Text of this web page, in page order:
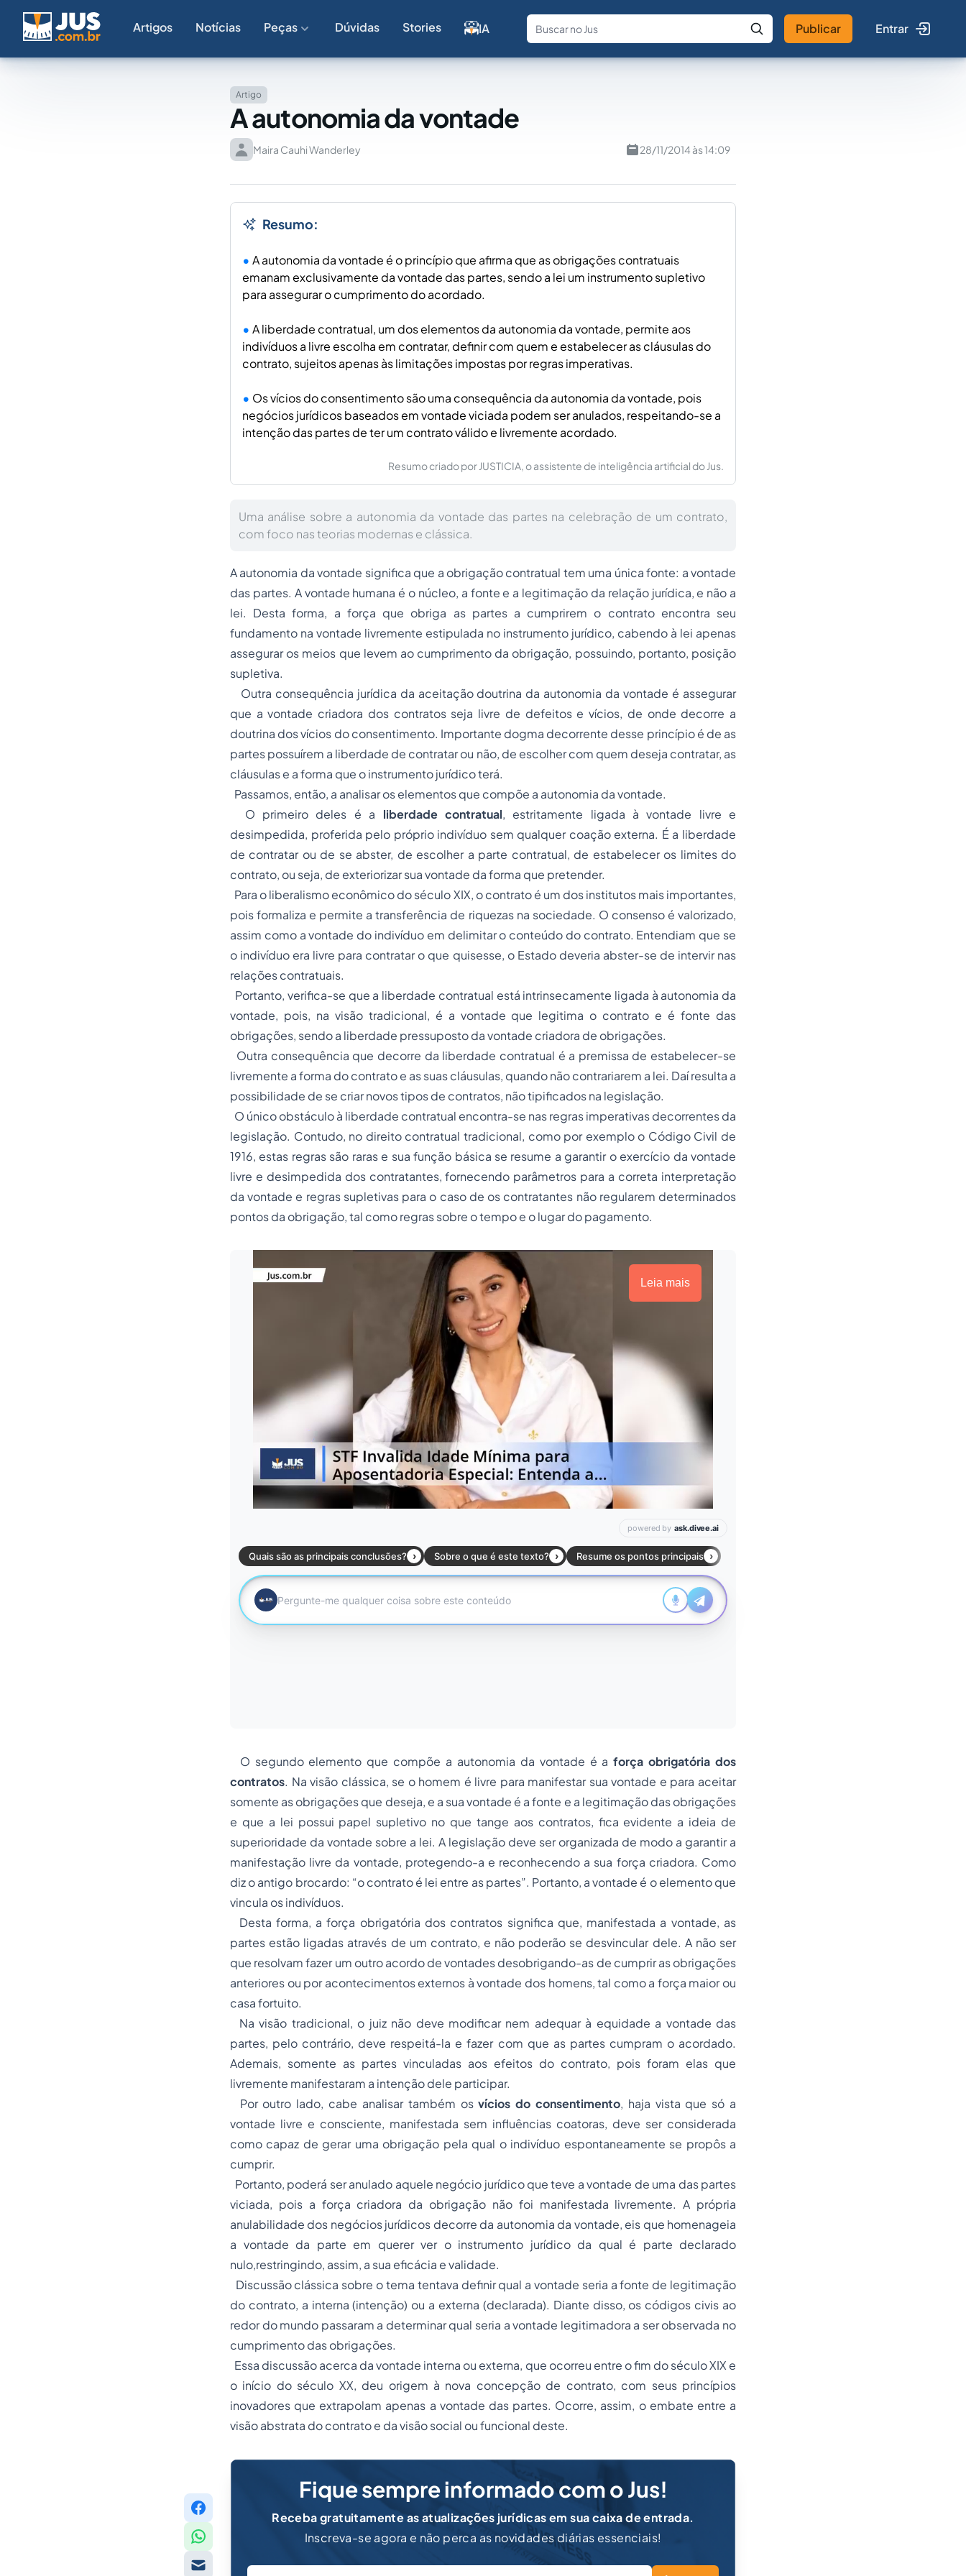
Artigos Notícias Peças Dúvidas Stories IA
Fale com a IA Buscar no Jus
Publicar Entrar
Artigo
A autonomia da vontade
Maira Cauhi Wanderley 28/11/2014 às 14:09
Resumo:
A autonomia da vontade é o princípio que afirma que as obrigações contratuais
emanam exclusivamente da vontade das partes, sendo a lei um instrumento supletivo
para assegurar o cumprimento do acordado.
A liberdade contratual, um dos elementos da autonomia da vontade, permite aos
indivíduos a livre escolha em contratar, definir com quem e estabelecer as cláusulas do
contrato, sujeitos apenas às limitações impostas por regras imperativas.
Os vícios do consentimento são uma consequência da autonomia da vontade, pois
negócios jurídicos baseados em vontade viciada podem ser anulados, respeitando-se a
intenção das partes de ter um contrato válido e livremente acordado.
Resumo criado por JUSTICIA, o assistente de inteligência artificial do Jus.
Uma análise sobre a autonomia da vontade das partes na celebração de um contrato,
com foco nas teorias modernas e clássica.
A autonomia da vontade significa que a obrigação contratual tem uma única fonte: a vontade
das partes. A vontade humana é o núcleo, a fonte e a legitimação da relação jurídica, e não a
lei. Desta forma, a força que obriga as partes a cumprirem o contrato encontra seu
fundamento na vontade livremente estipulada no instrumento jurídico, cabendo à lei apenas
assegurar os meios que levem ao cumprimento da obrigação, possuindo, portanto, posição
supletiva.
Outra consequência jurídica da aceitação doutrina da autonomia da vontade é assegurar
que a vontade criadora dos contratos seja livre de defeitos e vícios, de onde decorre a
doutrina dos vícios do consentimento. Importante dogma decorrente desse princípio é de as
partes possuírem a liberdade de contratar ou não, de escolher com quem deseja contratar, as
cláusulas e a forma que o instrumento jurídico terá.
Passamos, então, a analisar os elementos que compõe a autonomia da vontade.
O primeiro deles é a liberdade contratual, estritamente ligada à vontade livre e
desimpedida, proferida pelo próprio indivíduo sem qualquer coação externa. É a liberdade
de contratar ou de se abster, de escolher a parte contratual, de estabelecer os limites do
contrato, ou seja, de exteriorizar sua vontade da forma que pretender.
Para o liberalismo econômico do século XIX, o contrato é um dos institutos mais importantes,
pois formaliza e permite a transferência de riquezas na sociedade. O consenso é valorizado,
assim como a vontade do indivíduo em delimitar o conteúdo do contrato. Entendiam que se
o indivíduo era livre para contratar o que quisesse, o Estado deveria abster-se de intervir nas
relações contratuais.
Portanto, verifica-se que a liberdade contratual está intrinsecamente ligada à autonomia da
vontade, pois, na visão tradicional, é a vontade que legitima o contrato e é fonte das
obrigações, sendo a liberdade pressuposto da vontade criadora de obrigações.
Outra consequência que decorre da liberdade contratual é a premissa de estabelecer-se
livremente a forma do contrato e as suas cláusulas, quando não contrariarem a lei. Daí resulta a
possibilidade de se criar novos tipos de contratos, não tipificados na legislação.
O único obstáculo à liberdade contratual encontra-se nas regras imperativas decorrentes da
legislação. Contudo, no direito contratual tradicional, como por exemplo o Código Civil de
1916, estas regras são raras e sua função básica se resume a garantir o exercício da vontade
livre e desimpedida dos contratantes, fornecendo parâmetros para a correta interpretação
da vontade e regras supletivas para o caso de os contratantes não regularem determinados
pontos da obrigação, tal como regras sobre o tempo e o lugar do pagamento.
Leia mais
O segundo elemento que compõe a autonomia da vontade é aforça obrigatória dos
contratos. Na visão clássica, se o homem é livre para manifestar sua vontade e para aceitar
somente as obrigações que deseja, e a sua vontade é a fonte e a legitimação das obrigações
e que a lei possui papel supletivo no que tange aos contratos, fica evidente a ideia de
superioridade da vontade sobre a lei. A legislação deve ser organizada de modo a garantir a
manifestação livre da vontade, protegendo-a e reconhecendo a sua força criadora. Como
diz o antigo brocardo: “o contrato é lei entre as partes”. Portanto, a vontade é o elemento que
vincula os indivíduos.
Desta forma, a força obrigatória dos contratos significa que, manifestada a vontade, as
partes estão ligadas através de um contrato, e não poderão se desvincular dele. A não ser
que resolvam fazer um outro acordo de vontades desobrigando-as de cumprir as obrigações
anteriores ou por acontecimentos externos à vontade dos homens, tal como a força maior ou
casa fortuito.
Na visão tradicional, o juiz não deve modificar nem adequar à equidade a vontade das
partes, pelo contrário, deve respeitá-la e fazer com que as partes cumpram o acordado.
Ademais, somente as partes vinculadas aos efeitos do contrato, pois foram elas que
livremente manifestaram a intenção dele participar.
Por outro lado, cabe analisar também osvícios do consentimento, haja vista que só a
vontade livre e consciente, manifestada sem influências coatoras, deve ser considerada
como capaz de gerar uma obrigação pela qual o indivíduo espontaneamente se propôs a
cumprir.
Portanto, poderá ser anulado aquele negócio jurídico que teve a vontade de uma das partes
viciada, pois a força criadora da obrigação não foi manifestada livremente. A própria
anulabilidade dos negócios jurídicos decorre da autonomia da vontade, eis que homenageia
a vontade da parte em querer ver o instrumento jurídico da qual é parte declarado
nulo,restringindo, assim, a sua eficácia e validade.
Discussão clássica sobre o tema tentava definir qual a vontade seria a fonte de legitimação
do contrato, a interna (intenção) ou a externa (declarada). Diante disso, os códigos civis ao
redor do mundo passaram a determinar qual seria a vontade legitimadora a ser observada no
cumprimento das obrigações.
Essa discussão acerca da vontade interna ou externa, que ocorreu entre o fim do século XIX e
o início do século XX, deu origem à nova concepção de contrato, com seus princípios
inovadores que extrapolam apenas a vontade das partes. Ocorre, assim, o embate entre a
visão abstrata do contrato e da visão social ou funcional deste.
Fique sempre informado com o Jus!
Receba gratuitamente as atualizações jurídicas em sua caixa de entrada.
Inscreva-se agora e não perca as novidades diárias essenciais!